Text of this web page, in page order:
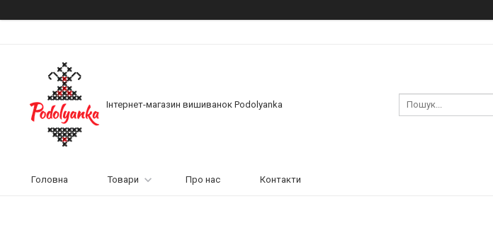
Інтернет-магазин вишиванок Podolyanka
Головна Товари Про нас Контакти